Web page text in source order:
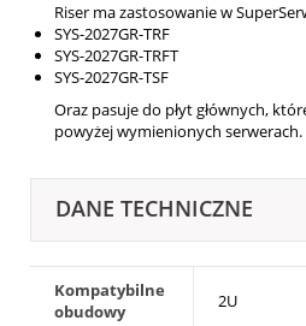
Riser ma zastosowanie w
SYS-2027GR-TRF
SYS-2027GR-TRFT
SYS-2027GR-TSF
Oraz pasuje do płyt głównych,
powyżej wymienionych serwerach.
DANE TECHNICZNE
Kompatybilne
obudowy
2U